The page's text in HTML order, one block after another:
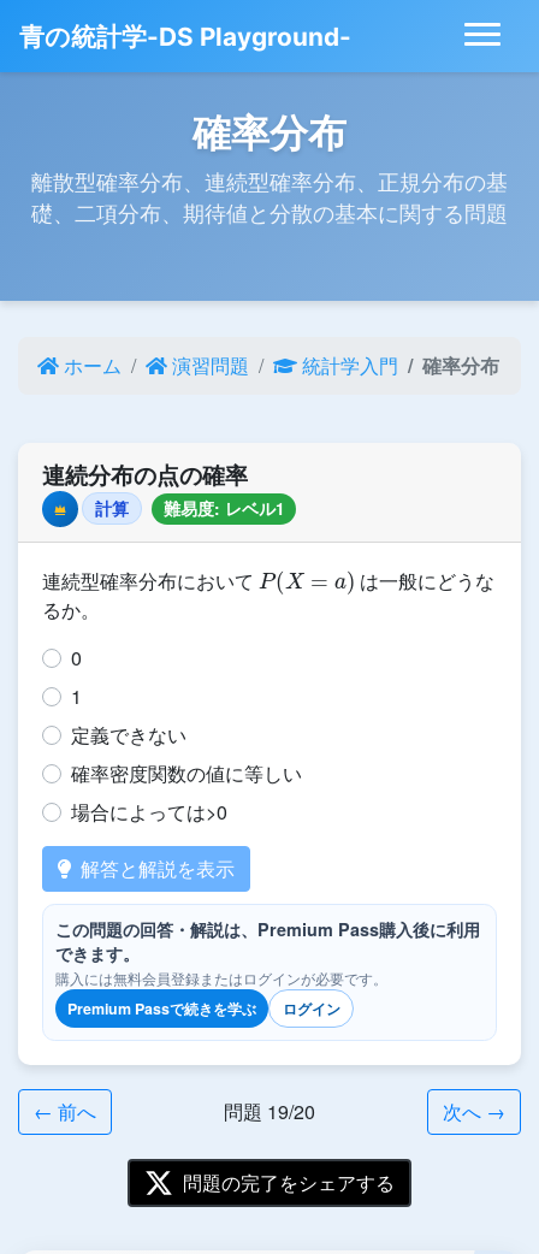
青の統計学-DS Playground-
確率分布
離散型確率分布、連続型確率分布、正規分布の基
礎、二項分布、期待値と分散の基本に関する問題
ホーム 演習問題 統計学入門 確率分布
連続分布の点の確率
Premium
計算 難易度: レベル1
連続型確率分布において
は一般にどうな
るか。
0
1
定義できない
確率密度関数の値に等しい
場合によっては>0
解答と解説を表示
この問題の回答・解説は、Premium Pass購入後に利用
できます。
購入には無料会員登録またはログインが必要です。
Premium Passで続きを学ぶ
ログイン
← 前へ 問題 19/20 次へ →
問題の完了をシェアする